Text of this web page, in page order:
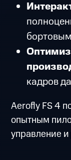
кадров
Aerofly FS 4
опытным
управление